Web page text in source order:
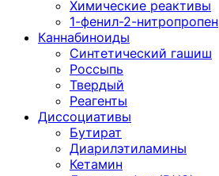
Химические реактивы
1-фенил-2-нитропропен
Каннабиноиды
Синтетический гашиш
Россыпь
Твердый
Реагенты
Диссоциативы
Бутират
Диарилэтиламины
Кетамин